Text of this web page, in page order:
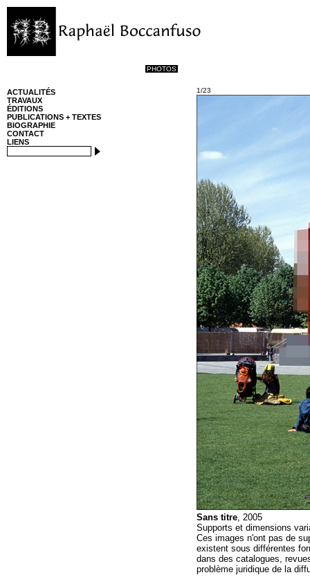
ACTUALITÉS
TRAVAUX
ÉDITIONS
PUBLICATIONS + TEXTES
BIOGRAPHIE
CONTACT
LIENS
PHOTOS
1/23
Sans titre, 2005
Supports et dimensions
Ces images n'ont pas de
existent sous différentes
dans des catalogues,
problème juridique de la